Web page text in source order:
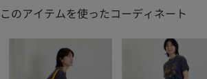
このアイテムを使ったコーディネート